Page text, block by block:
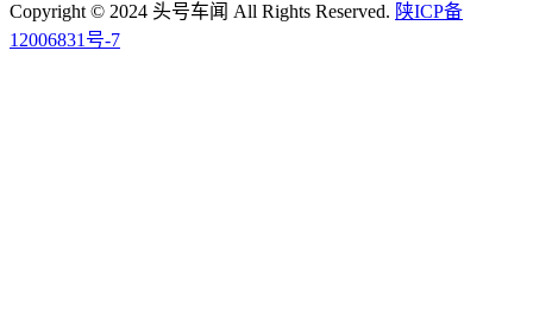
Copyright © 2024 头号车闻 All Rights Reserved. 陕ICP备
12006831号-7